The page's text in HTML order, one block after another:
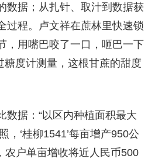
数据；从扎针、取汁到数据获
过程。卢文祥在蔗林里快速锁
，用嘴巴咬了一口，咂巴一下
糖度计测量，这根甘蔗的甜度
数据：“以区内种植面积最大
，‘桂柳1541’每亩增产950公
农户单亩增收将近人民币500